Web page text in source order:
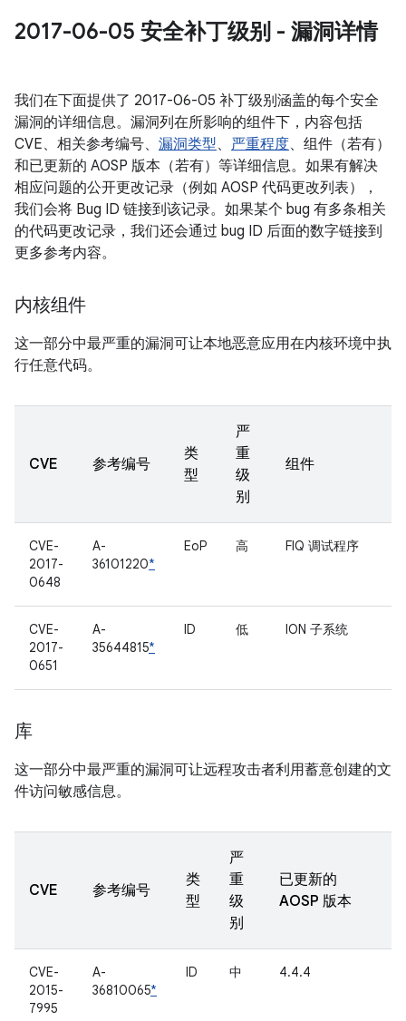
2017-06-05 安全补丁级别 - 漏洞详情
我们在下面提供了 2017-06-05 补丁级别涵盖的每个安全
漏洞的详细信息。漏洞列在所影响的组件下，内容包括
CVE、相关参考编号、 漏洞类型、 严重程度、组件（若有）
和已更新的 AOSP 版本（若有）等详细信息。如果有解决
相应问题的公开更改记录（例如 AOSP 代码更改列表），
我们会将 Bug ID 链接到该记录。如果某个 bug 有多条相关
的代码更改记录，我们还会通过 bug ID 后面的数字链接到
更多参考内容。
内核组件
这一部分中最严重的漏洞可让本地恶意应用在内核环境中执
行任意代码。
CVE 参考编号
类
型
严
重
级
别
组件
CVE-
2017-
0648
A-
36101220*
EoP 高 FIQ 调试程序
CVE-
2017-
0651
A-
35644815*
ID 低 ION 子系统
库
这一部分中最严重的漏洞可让远程攻击者利用蓄意创建的文
件访问敏感信息。
CVE 参考编号
类
型
严
重
级
别
已更新的
AOSP 版本
CVE-
2015-
7995
A-
36810065*
ID 中 4.4.4